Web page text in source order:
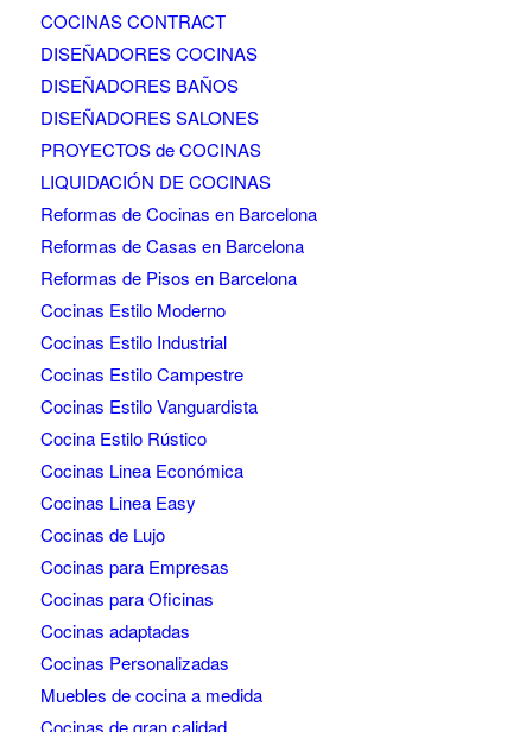
COCINAS CONTRACT
DISEÑADORES COCINAS
DISEÑADORES BAÑOS
DISEÑADORES SALONES
PROYECTOS de COCINAS
LIQUIDACIÓN DE COCINAS
Reformas de Cocinas en Barcelona
Reformas de Casas en Barcelona
Reformas de Pisos en Barcelona
Cocinas Estilo Moderno
Cocinas Estilo Industrial
Cocinas Estilo Campestre
Cocinas Estilo Vanguardista
Cocina Estilo Rústico
Cocinas Linea Económica
Cocinas Linea Easy
Cocinas de Lujo
Cocinas para Empresas
Cocinas para Oficinas
Cocinas adaptadas
Cocinas Personalizadas
Muebles de cocina a medida
Cocinas de gran calidad